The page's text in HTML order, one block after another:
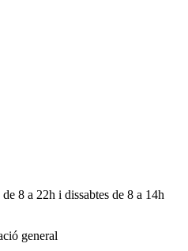
8 a 22h i dissabtes de 8 a 14h
general